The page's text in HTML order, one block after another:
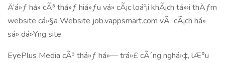
Ä‘á»ƒ há» cÃ³ thá»ƒ hiá»ƒu vá» cÃ¡c loáº¡i khÃ¡ch tá»›i thÄƒm
website cá»§a Website job.vappsmart.com vÃ cÃ¡ch há»
sá»­ dá»¥ng site.
EyePlus Media cÃ³ thá»ƒ há»— trá»£ cÃ´ng nghá»‡, lÆ°u